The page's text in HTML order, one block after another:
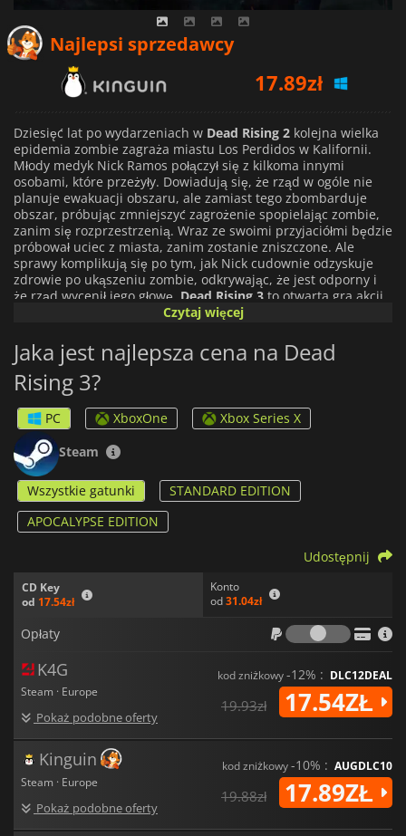
Najlepsi sprzedawcy
19.61zł
23.60zł
Dziesięć lat po wydarzeniach w Dead Rising 2 kolejna wielka
epidemia zombie zagraża miastu Los Perdidos w Kalifornii.
Młody medyk Nick Ramos połączył się z kilkoma innymi
osobami, które przeżyły. Dowiadują się, że rząd w ogóle nie
planuje ewakuacji obszaru, ale zamiast tego zbombarduje
obszar, próbując zmniejszyć zagrożenie spopielając zombie,
zanim się rozprzestrzenią. Wraz ze swoimi przyjaciółmi będzie
próbował uciec z miasta, zanim zostanie zniszczone. Ale
sprawy komplikują się po tym, jak Nick cudownie odzyskuje
zdrowie po ukąszeniu zombie, odkrywając, że jest odporny i
że rząd wycenił jego głowę. Dead Rising 3 to otwarta gra akcji
typu survival horror dla maksymalnie dwóch graczy z kilkoma
w jego poprzedniku, umożliwiając tworzenie „combo broni” i
„combo pojazdów”. Zawiera również znacznie większą mapę i
więcej zombie niż kiedykolwiek wcześniej, zarówno bardziej
śmiercionośnych, jak i inteligentniejszych. Ta gra zapewnia
bicie serca, jak żadna inna, podczas eksploracji,
przeszukiwania i walki o przetrwanie w ogromnym otwartym
świecie na skraju ostatecznej apokalipsy zombie.
Czytaj więcej
Jaka jest najlepsza cena na Dead
Rising 3?
PC XboxOne
Xbox Series X
Steam
Wszystkie gatunki
STANDARD EDITION
APOCALYPSE EDITION
CD Key
od 17.54zł
Konto
od31.04zł
Udostępnij
Opłaty
Opłaty
K4G
Steam · Europe
Pokaż podobne oferty
kod zniżkowy-12% : DLC12DEAL
19.93zł 17.54ZŁ
Kinguin
Steam · Europe
Pokaż podobne oferty
kod zniżkowy-10% : AUGDLC10
19.88zł 17.89ZŁ